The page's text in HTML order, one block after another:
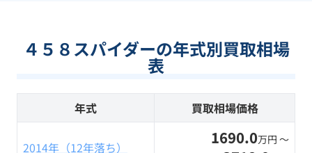
４５８スパイダーの年式別買取相場
表
年式 買取相場価格
2014年（12年落ち） 1690.0万円 〜